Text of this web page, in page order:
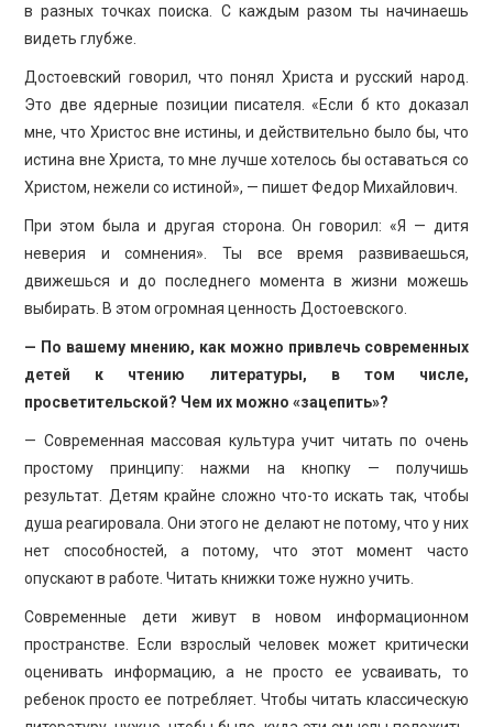
в разных точках поиска. С каждым разом ты начинаешь
видеть глубже.
Достоевский говорил, что понял Христа и русский народ.
Это две ядерные позиции писателя. «Если б кто доказал
мне, что Христос вне истины, и действительно было бы, что
истина вне Христа, то мне лучше хотелось бы оставаться со
Христом, нежели со истиной», — пишет Федор Михайлович.
При этом была и другая сторона. Он говорил: «Я — дитя
неверия и сомнения». Ты все время развиваешься,
движешься и до последнего момента в жизни можешь
выбирать. В этом огромная ценность Достоевского.
— По вашему мнению, как можно привлечь современных
детей к чтению литературы, в том числе,
просветительской? Чем их можно «зацепить»?
— Современная массовая культура учит читать по очень
простому принципу: нажми на кнопку — получишь
результат. Детям крайне сложно что-то искать так, чтобы
душа реагировала. Они этого не делают не потому, что у них
нет способностей, а потому, что этот момент часто
опускают в работе. Читать книжки тоже нужно учить.
Современные дети живут в новом информационном
пространстве. Если взрослый человек может критически
оценивать информацию, а не просто ее усваивать, то
ребенок просто ее потребляет. Чтобы читать классическую